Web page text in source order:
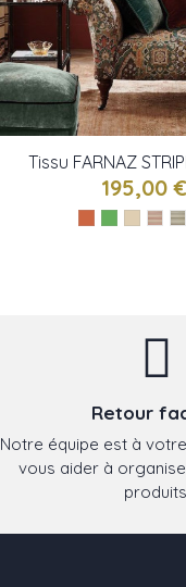
Tissu FARNAZ
Campbell
195,00 €
Retour
Notre équipe est à
vous aider à